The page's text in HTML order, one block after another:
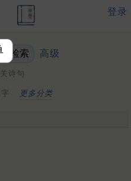
登录
高级
诗句
字 更多分类